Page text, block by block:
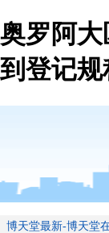
奥罗阿
到登记
博天堂最新-博天堂